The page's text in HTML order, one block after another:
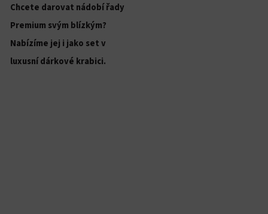
Chcete darovat nádobí řady
Premium svým blízkým?
Nabízíme jej i jako set v
luxusní dárkové krabici.